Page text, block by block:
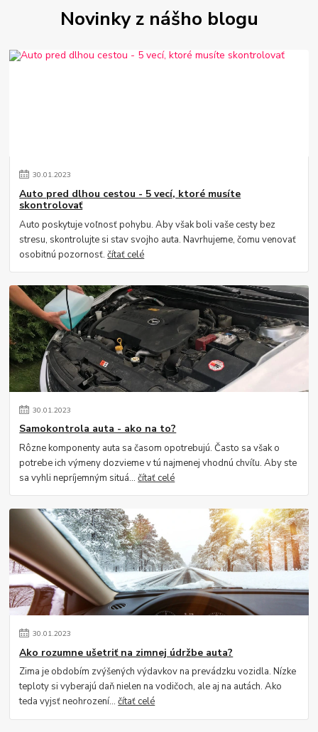
Novinky z nášho blogu
30.01.2023
Auto pred dlhou cestou - 5 vecí, ktoré musíte
skontrolovať
Auto poskytuje voľnosť pohybu. Aby však boli vaše cesty bez
stresu, skontrolujte si stav svojho auta. Navrhujeme, čomu venovať
osobitnú pozornosť.čítať celé
30.01.2023
Samokontrola auta - ako na to?
Rôzne komponenty auta sa časom opotrebujú. Často sa však o
potrebe ich výmeny dozvieme v tú najmenej vhodnú chvíľu. Aby ste
sa vyhli nepríjemným situá...čítať celé
30.01.2023
Ako rozumne ušetriť na zimnej údržbe auta?
Zima je obdobím zvýšených výdavkov na prevádzku vozidla. Nízke
teploty si vyberajú daň nielen na vodičoch, ale aj na autách. Ako
teda vyjsť neohrození...čítať celé